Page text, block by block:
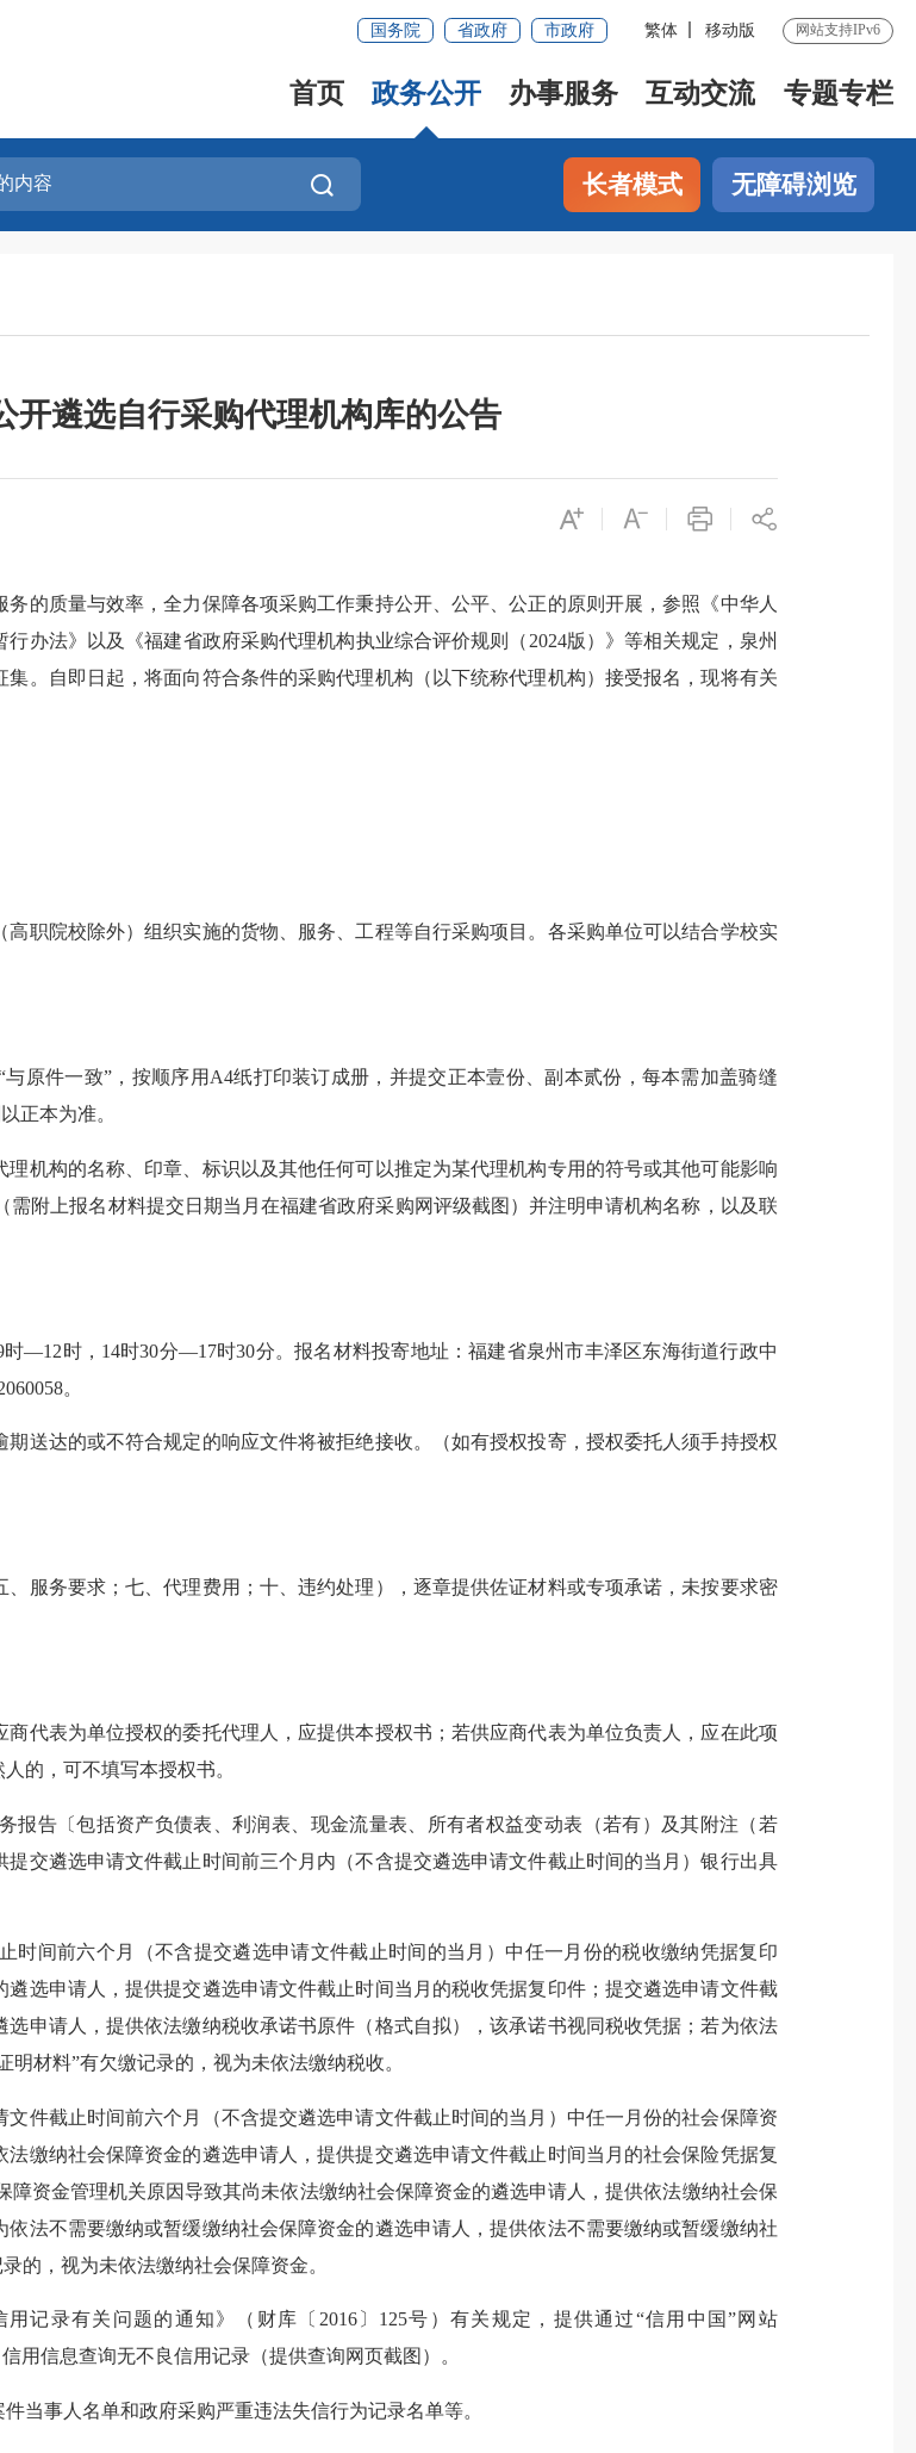
国务院 省政府 市政府 繁体 移动版 网站支持IPv6
首页 政务公开 办事服务 互动交流 专题专栏
长者模式 无障碍浏览
开遴选自行采购代理机构库的公告
质量与效率，全力保障各项采购工作秉持公开、公平、公正的原则开展，参照《中华人
办法》以及《福建省政府采购代理机构执业综合评价规则（2024版）》等相关规定，泉州
。自即日起，将面向符合条件的采购代理机构（以下统称代理机构）接受报名，现将有关
院校除外）组织实施的货物、服务、工程等自行采购项目。各采购单位可以结合学校实
件一致”，按顺序用A4纸打印装订成册，并提交正本壹份、副本贰份，每本需加盖骑缝
正本为准。
构的名称、印章、标识以及其他任何可以推定为某代理机构专用的符号或其他可能影响
附上报名材料提交日期当月在福建省政府采购网评级截图）并注明申请机构名称，以及联
时，14时30分—17时30分。报名材料投寄地址：福建省泉州市丰泽区东海街道行政中
。
达的或不符合规定的响应文件将被拒绝接收。（如有授权投寄，授权委托人须手持授权
务要求；七、代理费用；十、违约处理），逐章提供佐证材料或专项承诺，未按要求密
表为单位授权的委托代理人，应提供本授权书；若供应商代表为单位负责人，应在此项
的，可不填写本授权书。
告〔包括资产负债表、利润表、现金流量表、所有者权益变动表（若有）及其附注（若
交遴选申请文件截止时间前三个月内（不含提交遴选申请文件截止时间的当月）银行出具
间前六个月（不含提交遴选申请文件截止时间的当月）中任一月份的税收缴纳凭据复印
选申请人，提供提交遴选申请文件截止时间当月的税收凭据复印件；提交遴选申请文件截
申请人，提供依法缴纳税收承诺书原件（格式自拟），该承诺书视同税收凭据；若为依法
材料”有欠缴记录的，视为未依法缴纳税收。
截止时间前六个月（不含提交遴选申请文件截止时间的当月）中任一月份的社会保障资
缴纳社会保障资金的遴选申请人，提供提交遴选申请文件截止时间当月的社会保险凭据复
资金管理机关原因导致其尚未依法缴纳社会保障资金的遴选申请人，提供依法缴纳社会保
法不需要缴纳或暂缓缴纳社会保障资金的遴选申请人，提供依法不需要缴纳或暂缓缴纳社
的，视为未依法缴纳社会保障资金。
录有关问题的通知》（财库〔2016〕125号）有关规定，提供通过“信用中国”网站
信用信息查询无不良信用记录（提供查询网页截图）。
事人名单和政府采购严重违法失信行为记录名单等。